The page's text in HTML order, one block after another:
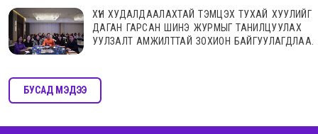
ХҮН ХУДАЛДААЛАХТАЙ ТЭМЦЭХ ТУХАЙ ХУУЛИЙГ
ДАГАН ГАРСАН ШИНЭ ЖУРМЫГ ТАНИЛЦУУЛАХ
УУЛЗАЛТ АМЖИЛТТАЙ ЗОХИОН БАЙГУУЛАГДЛАА.
БУСАД МЭДЭЭ